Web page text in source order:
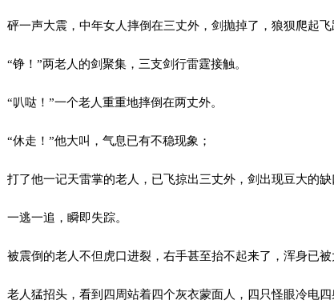
砰一声大震，中年女人摔倒在三丈外，剑抛掉了，狼狈爬起飞
“铮！”两老人的剑聚集，三支剑行雷霆接触。
“叭哒！”一个老人重重地摔倒在两丈外。
“休走！”他大叫，气息已有不稳现象；
打了他一记天雷掌的老人，已飞掠出三丈外，剑出现豆大的缺
一逃一追，瞬即失踪。
被震倒的老人不但虎口进裂，右手甚至抬不起来了，浑身已被
老人猛招头，看到四周站着四个灰衣蒙面人，四只怪眼冷电四